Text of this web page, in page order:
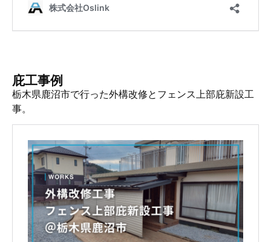
庇工事例
栃木県鹿沼市で行った外構改修とフェンス上部庇新設工
事。